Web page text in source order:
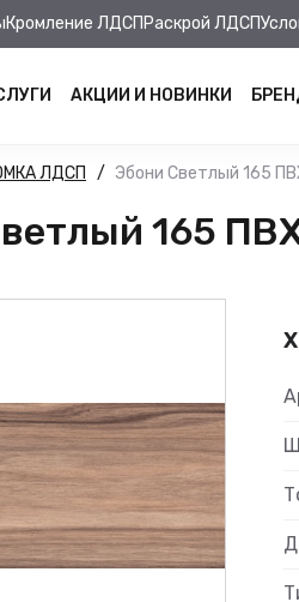
Кромление ЛДСП Раскрой ЛДСП
АКЦИИ И НОВИНКИ
ЛДСП Эбони Светлый 165
165